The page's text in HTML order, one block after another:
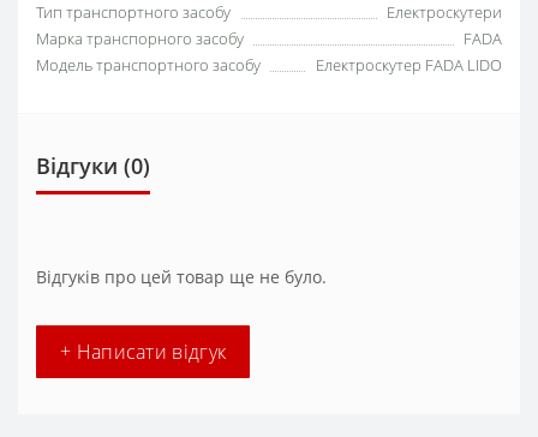
Тип транспортного засобу
Електроскутери
Марка транспорного засобу
FADA
Модель транспортного засобу
Електроскутер FADA LIDO
Відгуки (0)
Відгуків про цей товар ще не було.
+ Написати відгук